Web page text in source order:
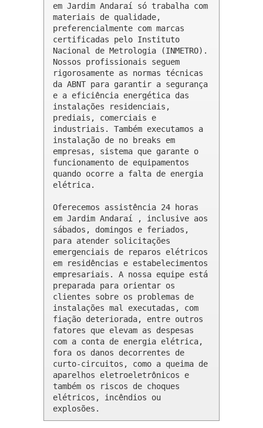
em Jardim Andaraí só trabalha com
materiais de qualidade,
preferencialmente com marcas
certificadas pelo Instituto
Nacional de Metrologia (INMETRO).
Nossos profissionais seguem
rigorosamente as normas técnicas
da ABNT para garantir a segurança
e a eficiência energética das
instalações residenciais,
prediais, comerciais e
industriais. Também executamos a
instalação de no breaks em
empresas, sistema que garante o
funcionamento de equipamentos
quando ocorre a falta de energia
elétrica.
Oferecemos assistência 24 horas
em Jardim Andaraí , inclusive aos
sábados, domingos e feriados,
para atender solicitações
emergenciais de reparos elétricos
em residências e estabelecimentos
empresariais. A nossa equipe está
preparada para orientar os
clientes sobre os problemas de
instalações mal executadas, com
fiação deteriorada, entre outros
fatores que elevam as despesas
com a conta de energia elétrica,
fora os danos decorrentes de
curto-circuitos, como a queima de
aparelhos eletroeletrônicos e
também os riscos de choques
elétricos, incêndios ou
explosões.